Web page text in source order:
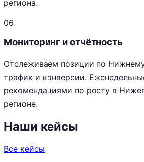
региона.
06
Мониторинг и отчётность
Отслеживаем позиции по
трафик и конверсии.
рекомендациями по росту в
регионе.
Наши кейсы
Все кейсы